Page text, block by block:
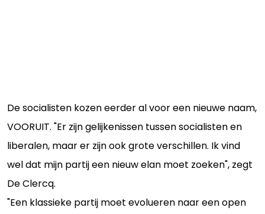
De socialisten kozen eerder al voor een nieuwe naam,
VOORUIT. "Er zijn gelijkenissen tussen socialisten en
liberalen, maar er zijn ook grote verschillen. Ik vind
wel dat mijn partij een nieuw elan moet zoeken", zegt
De Clercq.
"Een klassieke partij moet evolueren naar een open